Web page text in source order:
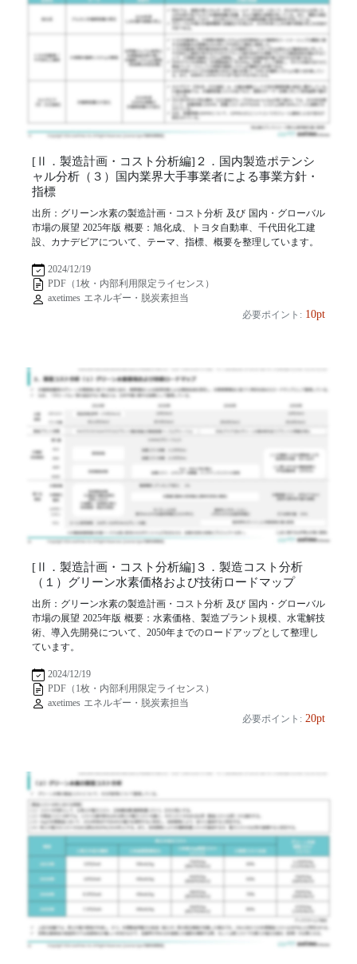
[Ⅱ．製造計画・コスト分析編]２．国内製造ポテンシ
ャル分析（３）国内業界大手事業者による事業方針・
指標
出所：グリーン水素の製造計画・コスト分析 及び 国内・グローバル
市場の展望 2025年版 概要：旭化成、トヨタ自動車、千代田化工建
設、カナデビアについて、テーマ、指標、概要を整理しています。
2024/12/19
PDF（1枚・内部利用限定ライセンス）
axetimes エネルギー・脱炭素担当
必要ポイント: 10pt
[Ⅱ．製造計画・コスト分析編]３．製造コスト分析
（１）グリーン水素価格および技術ロードマップ
出所：グリーン水素の製造計画・コスト分析 及び 国内・グローバル
市場の展望 2025年版 概要：水素価格、製造プラント規模、水電解技
術、導入先開発について、2050年までのロードアップとして整理し
ています。
2024/12/19
PDF（1枚・内部利用限定ライセンス）
axetimes エネルギー・脱炭素担当
必要ポイント: 20pt